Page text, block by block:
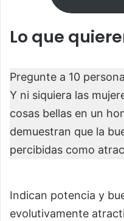
Lo que
Pregunte a 10
Y ni siquiera las
cosas bellas en un
demuestran que la
percibidas como
Indican potencia y
evolutivamente